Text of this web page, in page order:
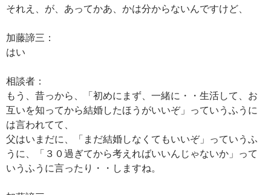
それえ、が、あってかあ、かは分からないんですけど、
加藤諦三：
はい
相談者：
もう、昔っから、「初めにまず、一緒に・・生活して、お
互いを知ってから結婚したほうがいいぞ」っていうふうに
は言われてて、
父はいまだに、「まだ結婚しなくてもいいぞ」っていうふ
うに、「３０過ぎてから考えればいいんじゃないか」って
いうふうに言ったり・・しますね。